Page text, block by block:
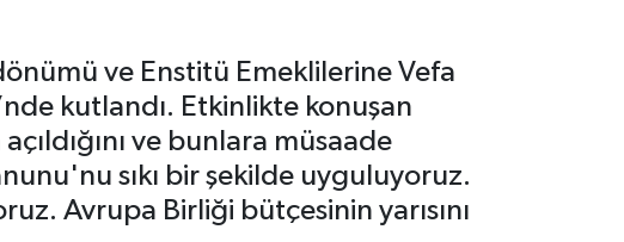
64.944,08
%-0.18
ve Enstitü Emeklilerine Vefa
kutlandı. Etkinlikte konuşan
ve bunlara müsaade
sıkı bir şekilde uyguluyoruz.
Avrupa Birliği bütçesinin yarısını